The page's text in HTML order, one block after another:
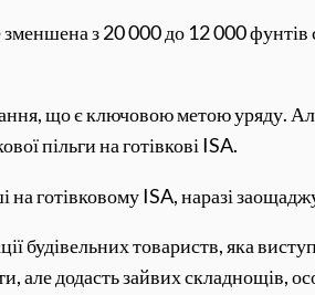
з 20 000 до 12 000
що є ключовою метою уряду.
пільги на готівкові ISA.
на готівковому ISA, наразі
будівельних товариств, яка
але додасть зайвих складнощів,